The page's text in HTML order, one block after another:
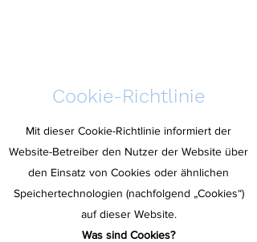
Cookie-Richtlinie
Mit dieser Cookie-Richtlinie informiert der
Website-Betreiber den Nutzer der Website über
den Einsatz von Cookies oder ähnlichen
Speichertechnologien (nachfolgend „Cookies“)
auf dieser Website.
Was sind Cookies?